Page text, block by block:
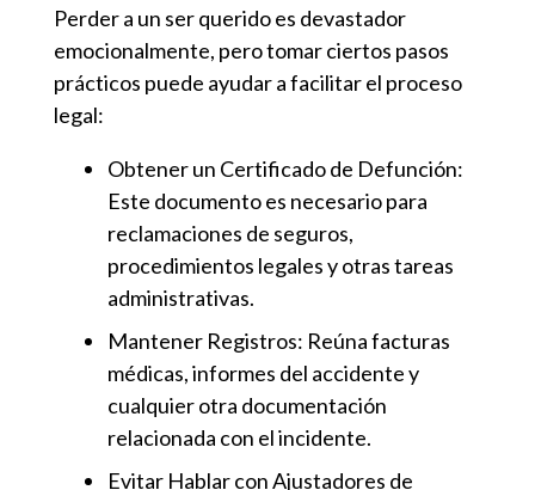
Perder a un ser querido es devastador
emocionalmente, pero tomar ciertos pasos
prácticos puede ayudar a facilitar el proceso
legal:
Obtener un Certificado de Defunción:
Este documento es necesario para
reclamaciones de seguros,
procedimientos legales y otras tareas
administrativas.
Mantener Registros: Reúna facturas
médicas, informes del accidente y
cualquier otra documentación
relacionada con el incidente.
Evitar Hablar con Ajustadores de